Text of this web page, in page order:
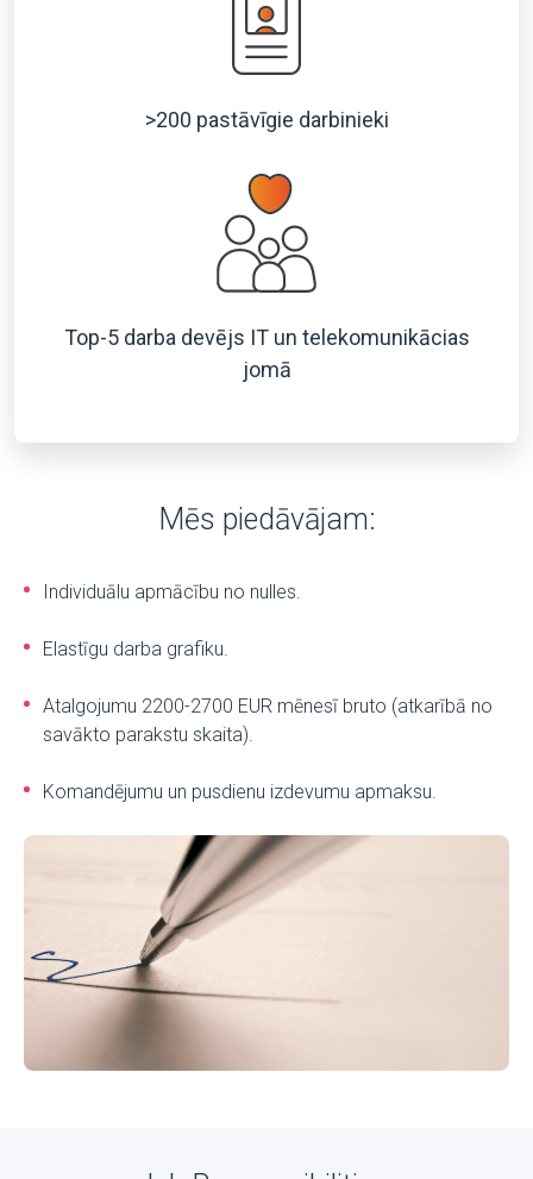
>200 pastāvīgie darbinieki
Top-5 darba devējs IT un telekomunikācias
jomā
Mēs piedāvājam:
Individuālu apmācību no nulles.
Elastīgu darba grafiku.
Atalgojumu 2200-2700 EUR mēnesī bruto (atkarībā no
savākto parakstu skaita).
Komandējumu un pusdienu izdevumu apmaksu.